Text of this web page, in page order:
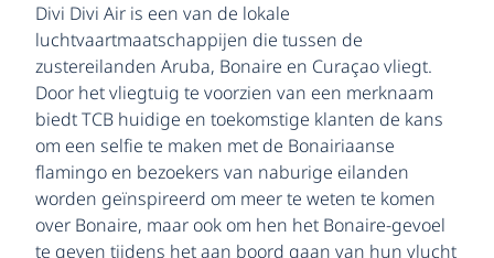
Divi Divi Air is een van de lokale
luchtvaartmaatschappijen die tussen de
zustereilanden Aruba, Bonaire en Curaçao vliegt.
Door het vliegtuig te voorzien van een merknaam
biedt TCB huidige en toekomstige klanten de kans
om een selfie te maken met de Bonairiaanse
flamingo en bezoekers van naburige eilanden
worden geïnspireerd om meer te weten te komen
over Bonaire, maar ook om hen het Bonaire-gevoel
te geven tijdens het aan boord gaan van hun vlucht